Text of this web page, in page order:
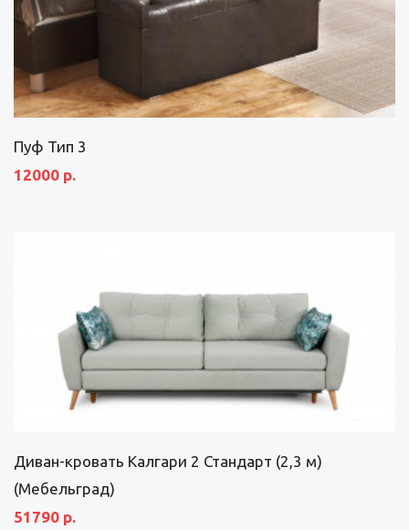
Пуф Тип 3
12000 р.
Диван-кровать Калгари 2 Стандарт (2,3 м)
(Мебельград)
51790 р.